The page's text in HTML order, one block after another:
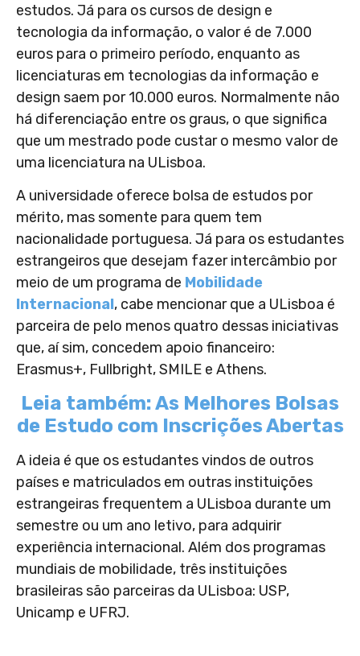
estudos. Já para os cursos de design e
tecnologia da informação, o valor é de 7.000
euros para o primeiro período, enquanto as
licenciaturas em tecnologias da informação e
design saem por 10.000 euros. Normalmente não
há diferenciação entre os graus, o que significa
que um mestrado pode custar o mesmo valor de
uma licenciatura na ULisboa.
A universidade oferece bolsa de estudos por
mérito, mas somente para quem tem
nacionalidade portuguesa. Já para os estudantes
estrangeiros que desejam fazer intercâmbio por
meio de um programa de Mobilidade
Internacional, cabe mencionar que a ULisboa é
parceira de pelo menos quatro dessas iniciativas
que, aí sim, concedem apoio financeiro:
Erasmus+, Fullbright, SMILE e Athens.
Leia também: As Melhores Bolsas
de Estudo com Inscrições Abertas
A ideia é que os estudantes vindos de outros
países e matriculados em outras instituições
estrangeiras frequentem a ULisboa durante um
semestre ou um ano letivo, para adquirir
experiência internacional. Além dos programas
mundiais de mobilidade, três instituições
brasileiras são parceiras da ULisboa: USP,
Unicamp e UFRJ.